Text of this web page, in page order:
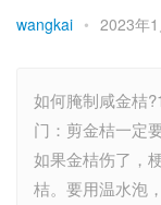
wangkai • 2023年
如何腌制咸金桔
门：剪金桔一定
如果金桔伤了，
桔。要用温水泡